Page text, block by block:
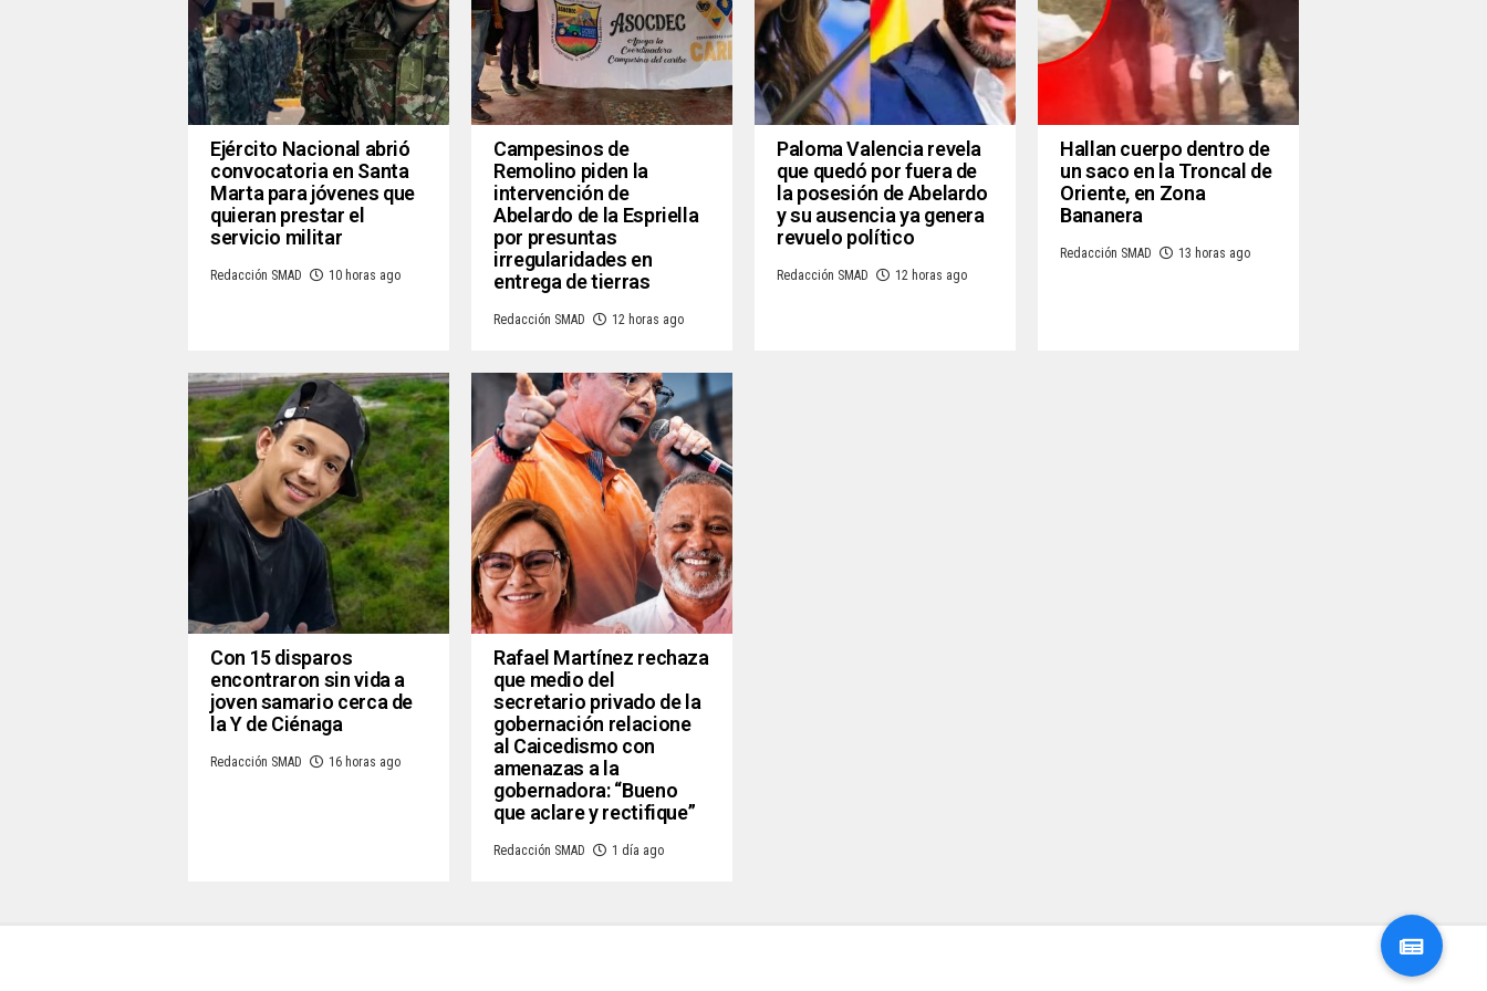
Ejército Nacional abrió
convocatoria en Santa
Marta para jóvenes que
quieran prestar el
servicio militar
Redacción SMAD 10 horas ago
Campesinos de
Remolino piden la
intervención de
Abelardo de la Espriella
por presuntas
irregularidades en
entrega de tierras
Redacción SMAD 12 horas ago
Paloma Valencia revela
que quedó por fuera de
la posesión de Abelardo
y su ausencia ya genera
revuelo político
Redacción SMAD 12 horas ago
Hallan cuerpo dentro de
un saco en la Troncal de
Oriente, en Zona
Bananera
Redacción SMAD 13 horas ago
Con 15 disparos
encontraron sin vida a
joven samario cerca de
la Y de Ciénaga
Redacción SMAD 16 horas ago
Rafael Martínez rechaza
que medio del
secretario privado de la
gobernación relacione
al Caicedismo con
amenazas a la
gobernadora: “Bueno
que aclare y rectifique”
Redacción SMAD 1 día ago